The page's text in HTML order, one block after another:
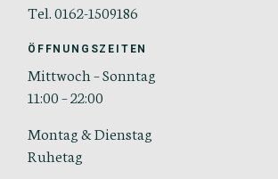
Tel. 0162-1509186
ÖFFNUNGSZEITEN
Mittwoch – Sonntag
11:00 – 22:00
Montag & Dienstag
Ruhetag